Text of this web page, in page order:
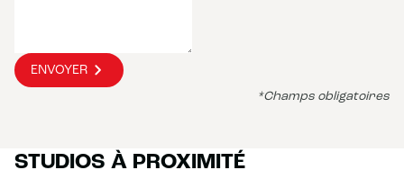
ENVOYER
*Champs obligatoires
STUDIOS À PROXIMITÉ